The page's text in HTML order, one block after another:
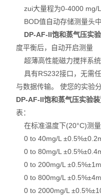
zui大量程为0-4000 mg/
BOD值自动存储测量头
DP-AF-II饱和蒸气压实
度平衡后，自动开启测量
超薄高性能磁力搅拌系
具有RS232接口，无需
与数据传输。 使您的实验
DP-AF-II饱和蒸气压实验
表：
在标准温度下(20°C)测
0 to 40mg/L
0 to 80mg/L
0 to 200mg/L
0 to 800mg/L
0 to 2000mg/L